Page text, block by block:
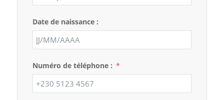
Date de naissance :
Numéro de téléphone :